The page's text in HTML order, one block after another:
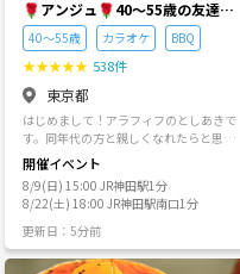
🌹アンジュ🌹40～55歳の友達作
りサークル
40～55歳 カラオケ BBQ
★★★★★ 538件
東京都
はじめまして！アラフィフのとしあきで
す。同年代の方と親しくなれたらと思
い、この会を立ち上げました。このサー
クルを通して、何でも気軽に話せる友達
に出会ってほしいと思っています 40～55
歳の会とは別に、35～49歳の会も運営し
ていますので、40代の方はそちらも合わ
せてよろしくお願いします🙇 🍃────
──────────────────
開催イベント
8/9(日) 15:00 JR神田駅1分
8/22(土) 18:00 JR神田駅南口1分
更新日：5分前